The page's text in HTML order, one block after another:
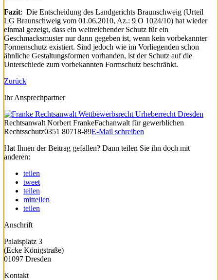
Fazit: Die Entscheidung des Landgerichts Braunschweig (Urteil
LG Braunschweig vom 01.06.2010, Az.: 9 O 1024/10) hat wieder
einmal gezeigt, dass ein weitreichender Schutz für ein
Geschmacksmuster nur dann gegeben ist, wenn kein vorbekannter
Formenschutz existiert. Sind jedoch wie im Vorliegenden schon
ähnliche Gestaltungsformen vorhanden, ist der Schutz auf die
Unterschiede zum vorbekannten Formschutz beschränkt.
Zurück
Ihr Ansprechpartner
Rechtsanwalt Norbert FrankeFachanwalt für gewerblichen
Rechtsschutz0351 80718-89E-Mail schreiben
Hat Ihnen der Beitrag gefallen? Dann teilen Sie ihn doch mit
anderen:
teilen
tweet
teilen
mitteilen
teilen
Anschrift
Palaisplatz 3
(Ecke Königstraße)
01097 Dresden
Kontakt